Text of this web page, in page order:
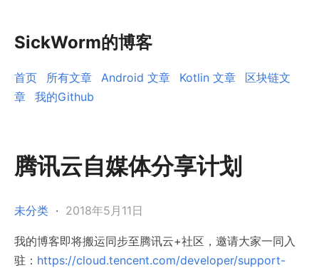
SickWorm的博客
首页 所有文章 Android 文章 Kotlin 文章
区块链文
章
我的Github
腾讯云自媒体分享计划
未分类 · 2018年5月11日
我的博客即将搬运同步至腾讯云+社区，邀请大家一同入
驻： https://cloud.tencent.com/developer/support-